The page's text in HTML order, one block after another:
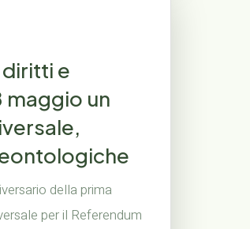
e
maggio un
della prima
per il Referendum